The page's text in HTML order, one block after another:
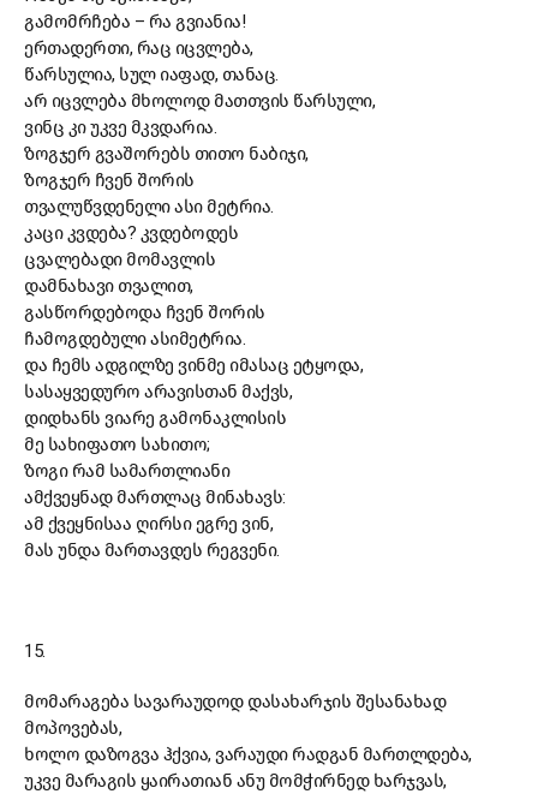
გამომრჩება – რა გვიანია!
ერთადერთი, რაც იცვლება,
წარსულია, სულ იაფად, თანაც.
არ იცვლება მხოლოდ მათთვის წარსული,
ვინც კი უკვე მკვდარია.
ზოგჯერ გვაშორებს თითო ნაბიჯი,
ზოგჯერ ჩვენ შორის
თვალუწვდენელი ასი მეტრია.
კაცი კვდება? კვდებოდეს
ცვალებადი მომავლის
დამნახავი თვალით,
გასწორდებოდა ჩვენ შორის
ჩამოგდებული ასიმეტრია.
და ჩემს ადგილზე ვინმე იმასაც ეტყოდა,
სასაყვედურო არავისთან მაქვს,
დიდხანს ვიარე გამონაკლისის
მე სახიფათო სახითო;
ზოგი რამ სამართლიანი
ამქვეყნად მართლაც მინახავს:
ამ ქვეყნისაა ღირსი ეგრე ვინ,
მას უნდა მართავდეს რეგვენი.
15.
მომარაგება სავარაუდოდ დასახარჯის შესანახად
მოპოვებას,
ხოლო დაზოგვა ჰქვია, ვარაუდი რადგან მართლდება,
უკვე მარაგის ყაირათიან ანუ მომჭირნედ ხარჯვას,